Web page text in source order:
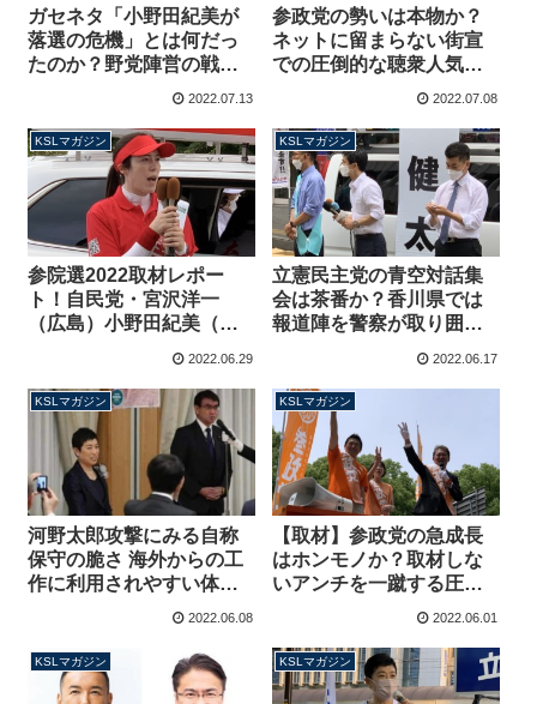
ガセネタ「小野田紀美が
落選の危機」とは何だっ
たのか？野党陣営の戦略
をアシストした自称保守
2022.07.13
参政党の勢いは本物か？
ネットに留まらない街宣
での圧倒的な聴衆人気、
一般有権者の反応も上々
ジン177号】
2022.07.08
KSLマガジン
参院選2022取材レポー
ト！自民党・宮沢洋一
（広島）小野田紀美（岡
2022.06.29
KSLマガジン
立憲民主党の青空対話集
会は茶番か？香川県では
報道陣を警察が取り囲み
候補への取材も不可【マ
ガジン175号】
2022.06.17
KSLマガジン
河野太郎攻撃にみる自称
保守の脆さ 海外からの工
作に利用されやすい体質
と無自覚な加担【マガジ
2022.06.08
KSLマガジン
【取材】参政党の急成長
はホンモノか？取材しな
いアンチを一蹴する圧倒
的な聴衆の数と熱狂、議
ガジン173号】
2022.06.01
KSLマガジン KSLマガジン